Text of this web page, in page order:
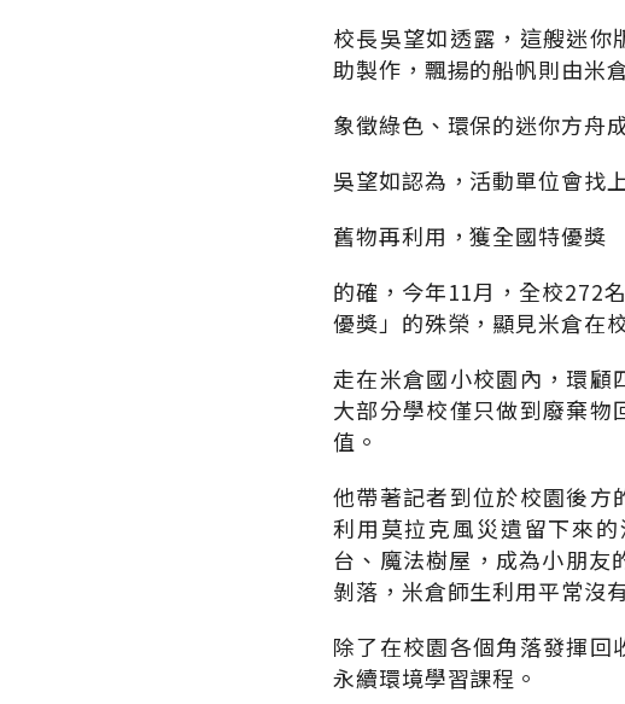
校長吳望如透露，這艘迷
助製作，飄揚的船帆則由米
象徵綠色、環保的迷你方舟
吳望如認為，活動單位會找
舊物再利用，獲全國特優獎
的確，今年11月，全校272
優獎」的殊榮，顯見米倉在
走在米倉國小校園內，環顧
大部分學校僅只做到廢棄物
值。
他帶著記者到位於校園後方
利用莫拉克風災遺留下來
台、魔法樹屋，成為小朋友
剝落，米倉師生利用平常沒
除了在校園各個角落發揮回
永續環境學習課程。